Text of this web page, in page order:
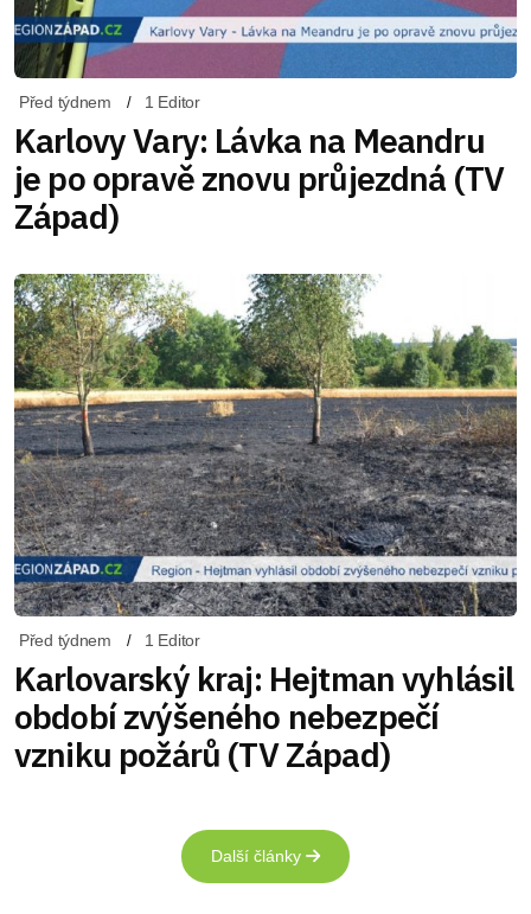
Před týdnem 1 Editor
Karlovy Vary: Lávka na Meandru
je po opravě znovu průjezdná (TV
Západ)
Před týdnem 1 Editor
Karlovarský kraj: Hejtman vyhlásil
období zvýšeného nebezpečí
vzniku požárů (TV Západ)
Další články